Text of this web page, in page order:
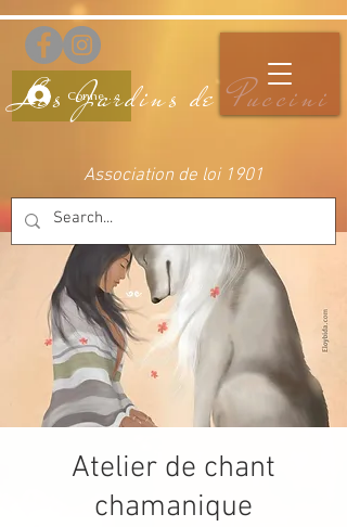
Connectez-vous
Les Jardins de Puccini
Association de loi 1901
Atelier de chant
chamanique